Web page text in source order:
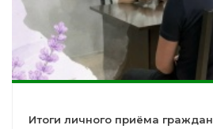
Итоги личного приёма граждан